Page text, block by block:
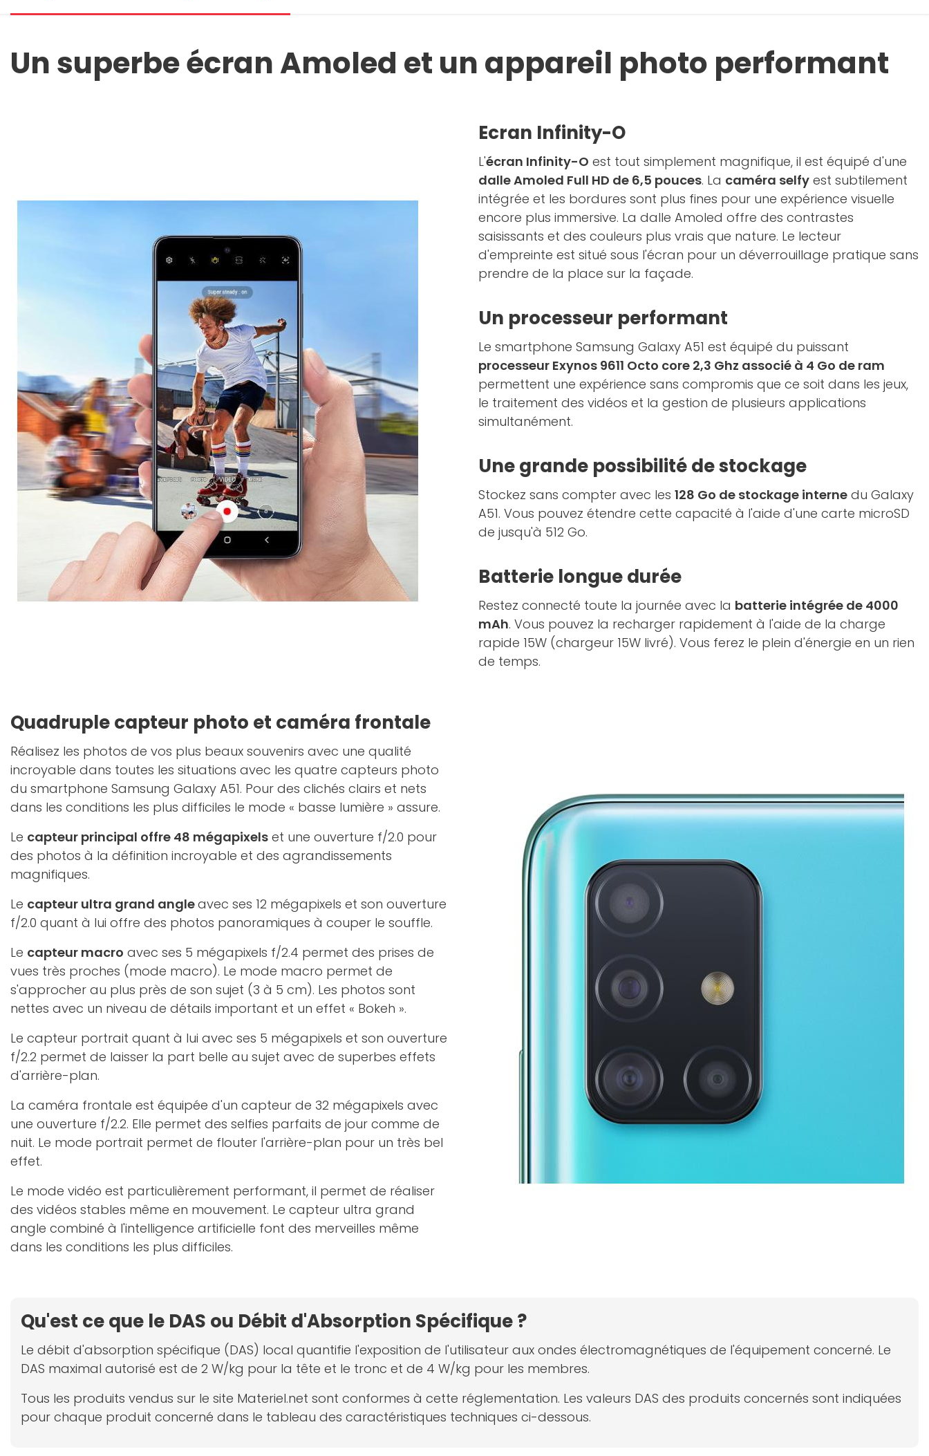
Un superbe écran Amoled et un appareil photo performant
Ecran Infinity-O
L'écran Infinity-O est tout simplement magnifique, il est équipé d'une
dalle Amoled Full HD de 6,5 pouces. La caméra selfy est subtilement
intégrée et les bordures sont plus fines pour une expérience visuelle
encore plus immersive. La dalle Amoled offre des contrastes
saisissants et des couleurs plus vrais que nature. Le lecteur
d'empreinte est situé sous l'écran pour un déverrouillage pratique sans
prendre de la place sur la façade.
Un processeur performant
Le smartphone Samsung Galaxy A51 est équipé du puissant
processeur Exynos 9611 Octo core 2,3 Ghz associé à 4 Go de ram
permettent une expérience sans compromis que ce soit dans les jeux,
le traitement des vidéos et la gestion de plusieurs applications
simultanément.
Une grande possibilité de stockage
Stockez sans compter avec les 128 Go de stockage interne du Galaxy
A51. Vous pouvez étendre cette capacité à l'aide d'une carte microSD
de jusqu'à 512 Go.
Batterie longue durée
Restez connecté toute la journée avec la batterie intégrée de 4000
mAh. Vous pouvez la recharger rapidement à l'aide de la charge
rapide 15W (chargeur 15W livré). Vous ferez le plein d'énergie en un rien
de temps.
Quadruple capteur photo et caméra frontale
Réalisez les photos de vos plus beaux souvenirs avec une qualité
incroyable dans toutes les situations avec les quatre capteurs photo
du smartphone Samsung Galaxy A51. Pour des clichés clairs et nets
dans les conditions les plus difficiles le mode « basse lumière » assure.
Le capteur principal offre 48 mégapixels et une ouverture f/2.0 pour
des photos à la définition incroyable et des agrandissements
magnifiques.
Le capteur ultra grand angleavec ses 12 mégapixels et son ouverture
f/2.0 quant à lui offre des photos panoramiques à couper le souffle.
Le capteur macro avec ses 5 mégapixels f/2.4 permet des prises de
vues très proches (mode macro). Le mode macro permet de
s'approcher au plus près de son sujet (3 à 5 cm). Les photos sont
nettes avec un niveau de détails important et un effet « Bokeh ».
Le capteur portrait quant à lui avec ses 5 mégapixels et son ouverture
f/2.2 permet de laisser la part belle au sujet avec de superbes effets
d'arrière-plan.
La caméra frontale est équipée d'un capteur de 32 mégapixels avec
une ouverture f/2.2. Elle permet des selfies parfaits de jour comme de
nuit. Le mode portrait permet de flouter l'arrière-plan pour un très bel
effet.
Le mode vidéo est particulièrement performant, il permet de réaliser
des vidéos stables même en mouvement. Le capteur ultra grand
angle combiné à l'intelligence artificielle font des merveilles même
dans les conditions les plus difficiles.
Qu'est ce que le DAS ou Débit d'Absorption Spécifique ?
Le débit d'absorption spécifique (DAS) local quantifie l'exposition de l'utilisateur aux ondes électromagnétiques de l'équipement concerné. Le
DAS maximal autorisé est de 2 W/kg pour la tête et le tronc et de 4 W/kg pour les membres.
Tous les produits vendus sur le site Materiel.net sont conformes à cette réglementation. Les valeurs DAS des produits concernés sont indiquées
pour chaque produit concerné dans le tableau des caractéristiques techniques ci-dessous.